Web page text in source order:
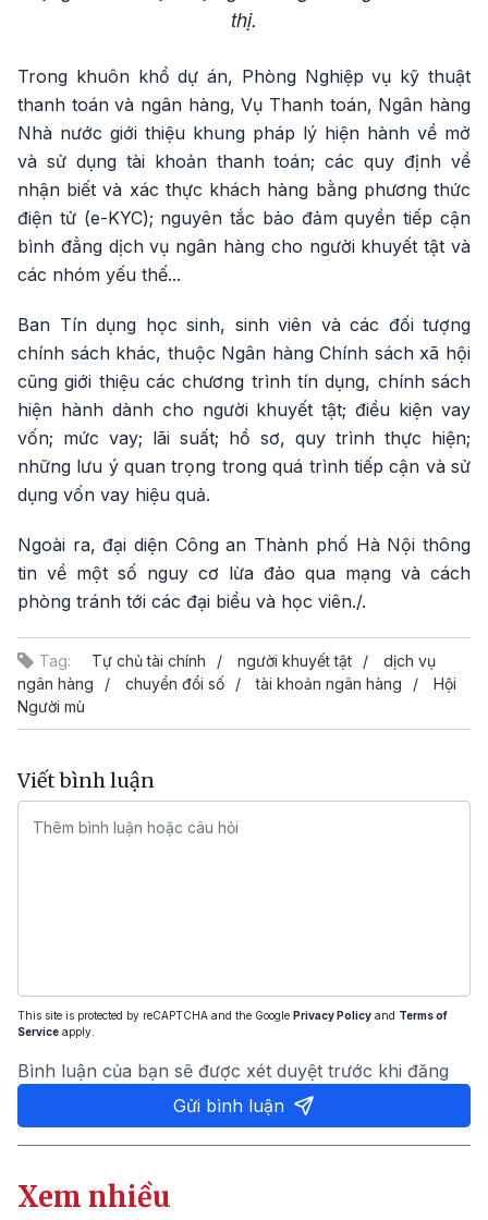
thị.
Trong khuôn khổ dự án, Phòng Nghiệp vụ kỹ thuật
thanh toán và ngân hàng, Vụ Thanh toán, Ngân hàng
Nhà nước giới thiệu khung pháp lý hiện hành về mở
và sử dụng tài khoản thanh toán; các quy định về
nhận biết và xác thực khách hàng bằng phương thức
điện tử (e-KYC); nguyên tắc bảo đảm quyền tiếp cận
bình đẳng dịch vụ ngân hàng cho người khuyết tật và
các nhóm yếu thế...
Ban Tín dụng học sinh, sinh viên và các đối tượng
chính sách khác, thuộc Ngân hàng Chính sách xã hội
cũng giới thiệu các chương trình tín dụng, chính sách
hiện hành dành cho người khuyết tật; điều kiện vay
vốn; mức vay; lãi suất; hồ sơ, quy trình thực hiện;
những lưu ý quan trọng trong quá trình tiếp cận và sử
dụng vốn vay hiệu quả.
Ngoài ra, đại diện Công an Thành phố Hà Nội thông
tin về một số nguy cơ lừa đảo qua mạng và cách
phòng tránh tới các đại biểu và học viên./.
Tag: Tự chủ tài chính người khuyết tật
dịch vụ
ngân hàng
chuyển đổi số tài khoản ngân hàng
Hội
Người mù
Viết bình luận
This site is protected by reCAPTCHA and the Google Privacy Policy and Terms of
Service apply.
Bình luận của bạn sẽ được xét duyệt trước khi đăng
Gửi bình luận
Xem nhiều